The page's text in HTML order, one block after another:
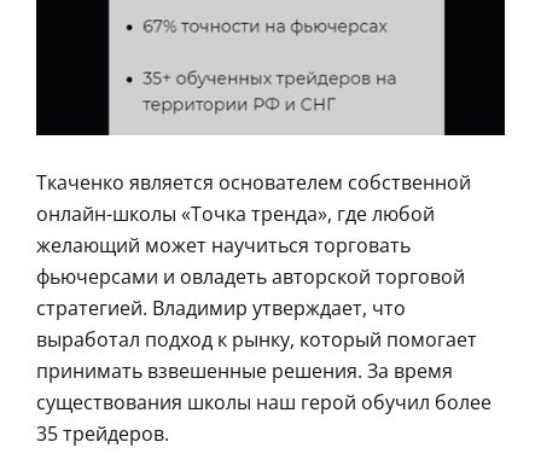
Ткаченко является основателем собственной
онлайн-школы «Точка тренда», где любой
желающий может научиться торговать
фьючерсами и овладеть авторской торговой
стратегией. Владимир утверждает, что
выработал подход к рынку, который помогает
принимать взвешенные решения. За время
существования школы наш герой обучил более
35 трейдеров.